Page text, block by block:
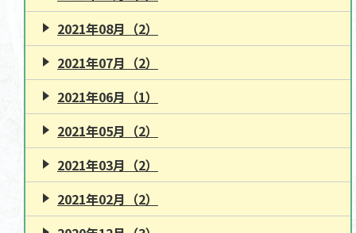
2021年08月（2）
2021年07月（2）
2021年06月（1）
2021年05月（2）
2021年03月（2）
2021年02月（2）